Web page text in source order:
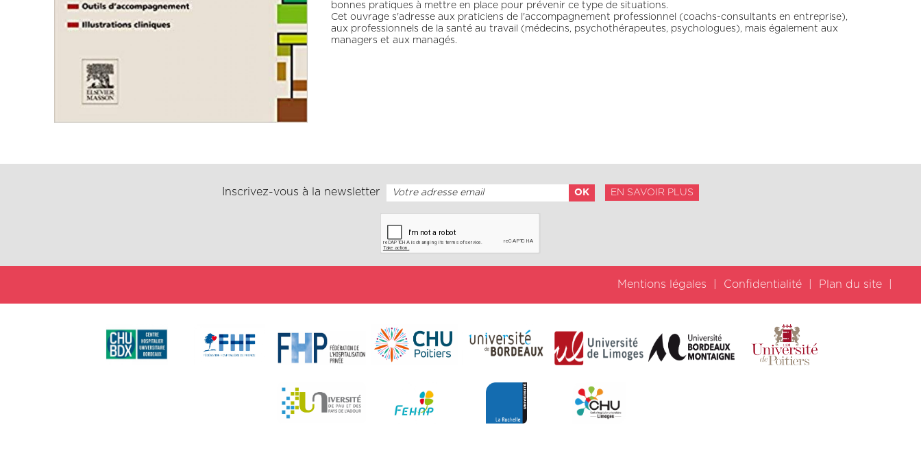
bonnes pratiques à mettre en place pour prévenir ce type de situations.
Cet ouvrage s'adresse aux praticiens de l'accompagnement professionnel (coachs-consultants en entreprise),
aux professionnels de la santé au travail (médecins, psychothérapeutes, psychologues), mais également aux
managers et aux managés.
Inscrivez-vous à la newsletter EN SAVOIR PLUS
Mentions légales Confidentialité Plan du site